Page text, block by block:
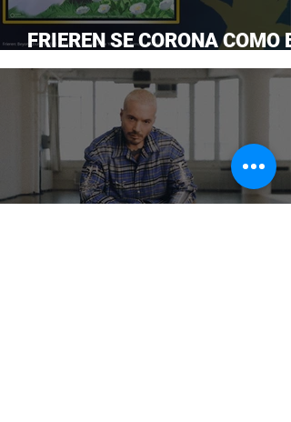
FRIEREN SE CORONA COMO
ANIME DEL AÑO